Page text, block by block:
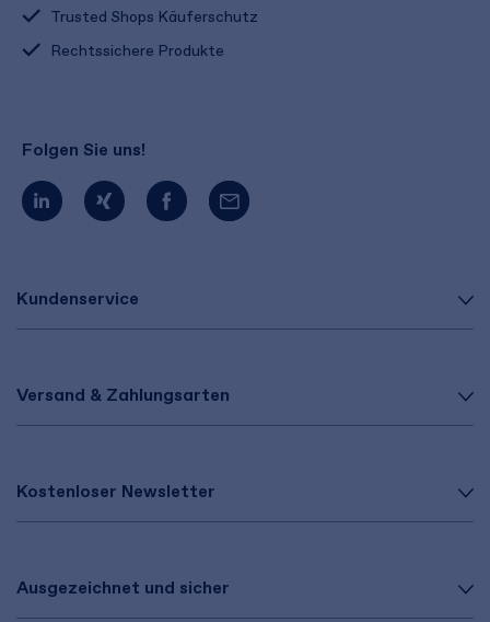
Kundenservice
Versand & Zahlungsarten
Kostenloser Newsletter
Ausgezeichnet und sicher
Trusted Shops Käuferschutz
Rechtssichere Produkte
Folgen Sie uns!